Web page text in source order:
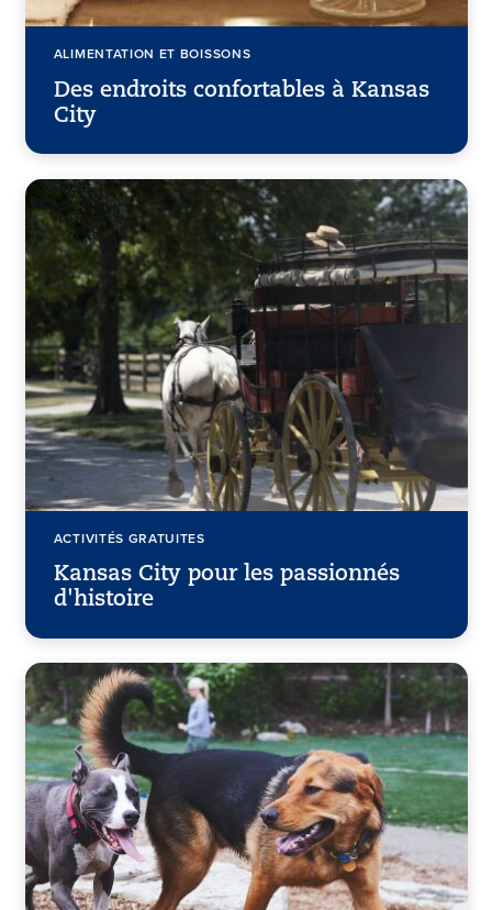
ALIMENTATION ET BOISSONS
Des endroits confortables à Kansas
City
ACTIVITÉS GRATUITES
Kansas City pour les passionnés
d'histoire